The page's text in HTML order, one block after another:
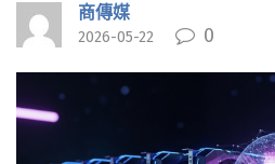
商傳媒
2026-05-22 0